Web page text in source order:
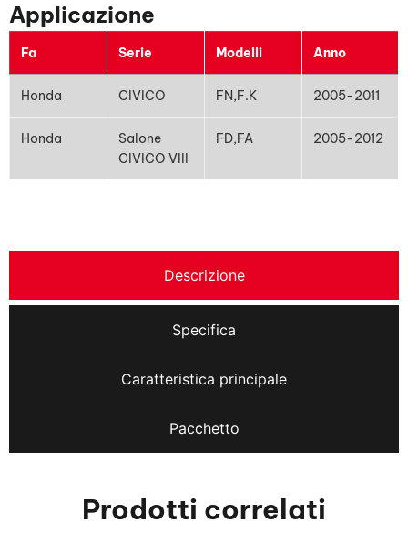
Applicazione
Fa Serie Modelli Anno
Honda CIVICO FN,F.K 2005-2011
Honda
Salone
CIVICO VIII
FD,FA 2005-2012
Descrizione
Specifica
Caratteristica principale
Pacchetto
Prodotti correlati